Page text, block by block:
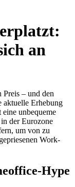
an
– und den
aktuelle Erhebung
unbequeme
der Eurozone
um von zu
Work-
Hype